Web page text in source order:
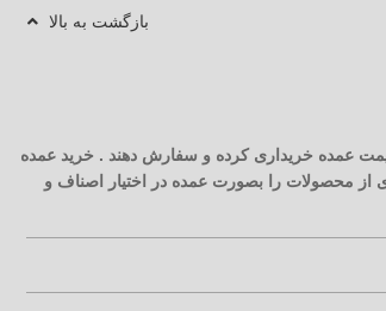
بازگشت به بالا
قیمت عمده خریداری کرده و سفارش دهند . خرید عمده
از محصولات را بصورت عمده در اختیار اصناف و